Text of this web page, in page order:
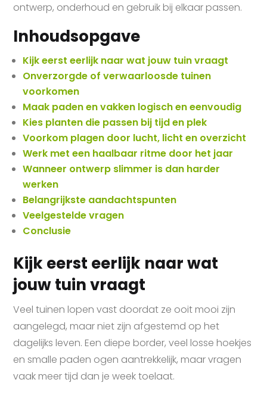
ontwerp, onderhoud en gebruik bij elkaar passen.
Inhoudsopgave
Kijk eerst eerlijk naar wat jouw tuin vraagt
Onverzorgde of verwaarloosde tuinen
voorkomen
Maak paden en vakken logisch en eenvoudig
Kies planten die passen bij tijd en plek
Voorkom plagen door lucht, licht en overzicht
Werk met een haalbaar ritme door het jaar
Wanneer ontwerp slimmer is dan harder
werken
Belangrijkste aandachtspunten
Veelgestelde vragen
Conclusie
Kijk eerst eerlijk naar wat
jouw tuin vraagt
Veel tuinen lopen vast doordat ze ooit mooi zijn
aangelegd, maar niet zijn afgestemd op het
dagelijks leven. Een diepe border, veel losse hoekjes
en smalle paden ogen aantrekkelijk, maar vragen
vaak meer tijd dan je week toelaat.